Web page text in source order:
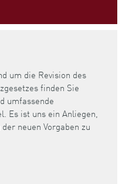
um die Revision des
finden Sie
umfassende
Es ist uns ein Anliegen,
neuen Vorgaben zu